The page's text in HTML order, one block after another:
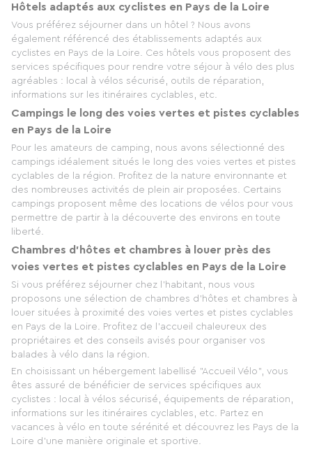
Hôtels adaptés aux cyclistes en Pays de la Loire
Vous préférez séjourner dans un hôtel ? Nous avons
également référencé des établissements adaptés aux
cyclistes en Pays de la Loire. Ces hôtels vous proposent des
services spécifiques pour rendre votre séjour à vélo des plus
agréables : local à vélos sécurisé, outils de réparation,
informations sur les itinéraires cyclables, etc.
Campings le long des voies vertes et pistes cyclables
en Pays de la Loire
Pour les amateurs de camping, nous avons sélectionné des
campings idéalement situés le long des voies vertes et pistes
cyclables de la région. Profitez de la nature environnante et
des nombreuses activités de plein air proposées. Certains
campings proposent même des locations de vélos pour vous
permettre de partir à la découverte des environs en toute
liberté.
Chambres d'hôtes et chambres à louer près des
voies vertes et pistes cyclables en Pays de la Loire
Si vous préférez séjourner chez l'habitant, nous vous
proposons une sélection de chambres d'hôtes et chambres à
louer situées à proximité des voies vertes et pistes cyclables
en Pays de la Loire. Profitez de l'accueil chaleureux des
propriétaires et des conseils avisés pour organiser vos
balades à vélo dans la région.
En choisissant un hébergement labellisé "Accueil Vélo", vous
êtes assuré de bénéficier de services spécifiques aux
cyclistes : local à vélos sécurisé, équipements de réparation,
informations sur les itinéraires cyclables, etc. Partez en
vacances à vélo en toute sérénité et découvrez les Pays de la
Loire d'une manière originale et sportive.